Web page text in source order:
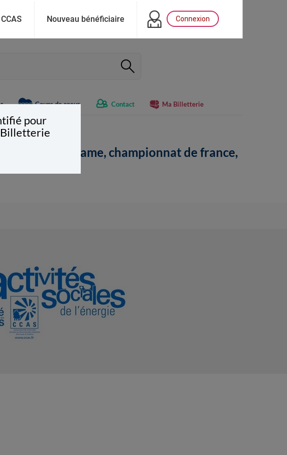
CCAS Nouveau bénéficiaire Connexion
pour
Coups de coeur Contact Ma Billetterie
All Star Game, championnat de france,